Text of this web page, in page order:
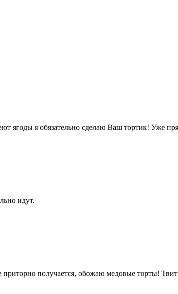
ягоды я обязательно сделаю Ваш тортик! Уже
идут.
получается, обожаю медовые торты! Твит